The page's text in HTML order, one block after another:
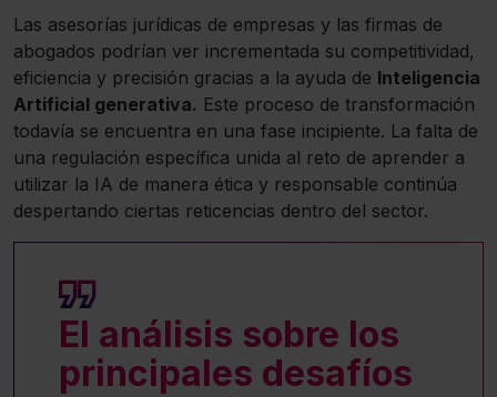
Las asesorías jurídicas de empresas y las firmas de
abogados podrían ver incrementada su competitividad,
eficiencia y precisión gracias a la ayuda de Inteligencia
Artificial generativa. Este proceso de transformación
todavía se encuentra en una fase incipiente. La falta de
una regulación específica unida al reto de aprender a
utilizar la IA de manera ética y responsable continúa
despertando ciertas reticencias dentro del sector.
El análisis sobre los
principales desafíos